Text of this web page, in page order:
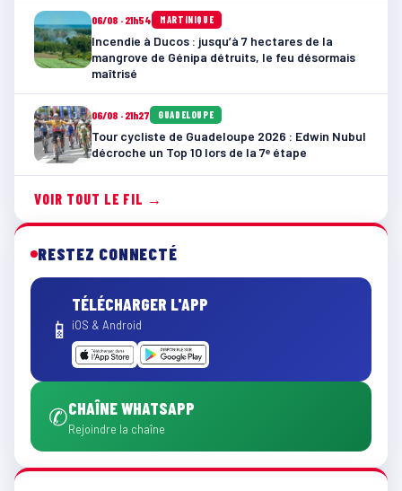
06/08 · 21h54 MARTINIQUE
Incendie à Ducos : jusqu’à 7 hectares de la
mangrove de Génipa détruits, le feu désormais
maîtrisé
06/08 · 21h27 GUADELOUPE
Tour cycliste de Guadeloupe 2026 : Edwin Nubul
décroche un Top 10 lors de la 7ᵉ étape
VOIR TOUT LE FIL →
RESTEZ CONNECTÉ
📱
TÉLÉCHARGER L'APP
iOS & Android
✆CHAÎNE WHATSAPP
Rejoindre la chaîne